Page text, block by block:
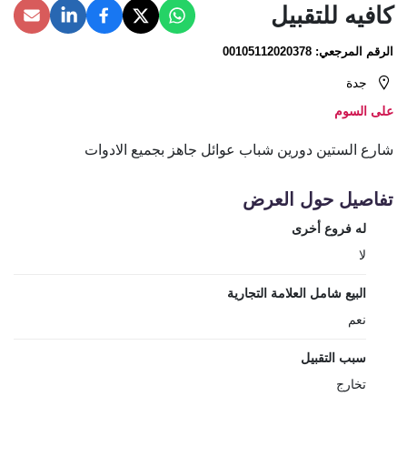
كافيه للتقبيل
الرقم المرجعي:
جدة
على السوم
شارع الستين دورين شباب عوائل جاهز بجميع الادوات
تفاصيل حول العرض
له فروع أخرى
لا
البيع شامل العلامة التجارية
نعم
سبب التقبيل
تخارج